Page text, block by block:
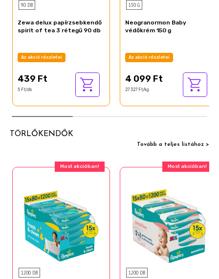
90 DB
Zewa delux papírzsebkendő
spirit of tea 3 rétegű 90 db
Az akció részletei
439 Ft
5 Ft/db
150 G
Neogranormon Baby
védőkrém 150 g
Az akció részletei
4 099 Ft
27 327 Ft/kg
TÖRLŐKENDŐK
Tovább a teljes listához >
Most akcióban!
1200 DB
Most akcióban!
1200 DB